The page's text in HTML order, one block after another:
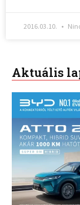
2016.03.10.
Aktuális